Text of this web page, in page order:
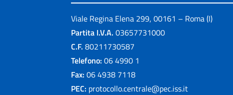
Viale Regina Elena 299, 00161 – Roma (I)
Partita I.V.A. 03657731000
C.F. 80211730587
Telefono: 06 4990 1
Fax: 06 4938 7118
PEC: protocollo.centrale@pec.iss.it